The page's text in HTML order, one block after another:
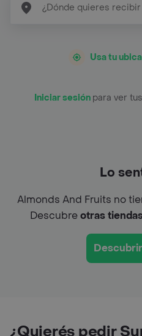
Usa tu
Iniciar sesión para ver
Lo
Almonds And Fruits no
Descubreotras
¿Quierés pedir